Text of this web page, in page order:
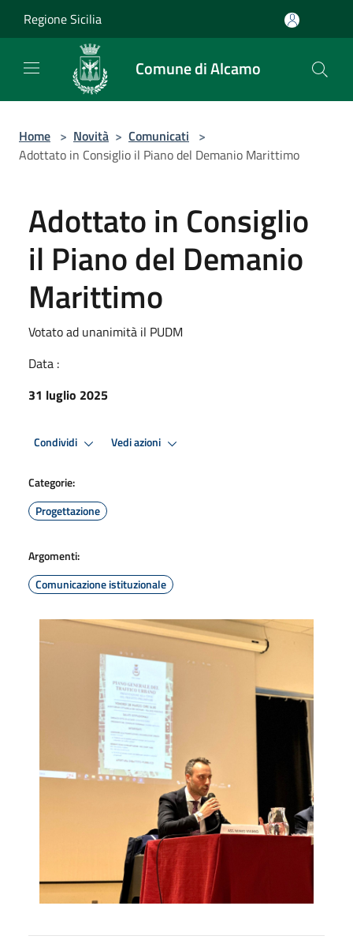
Regione Sicilia
Comune di Alcamo
Home > Novità > Comunicati >
Adottato in Consiglio il Piano del Demanio Marittimo
Adottato in Consiglio
il Piano del Demanio
Marittimo
Votato ad unanimità il PUDM
Data :
31 luglio 2025
Condividi Vedi azioni
Categorie:
Progettazione
Argomenti:
Comunicazione istituzionale